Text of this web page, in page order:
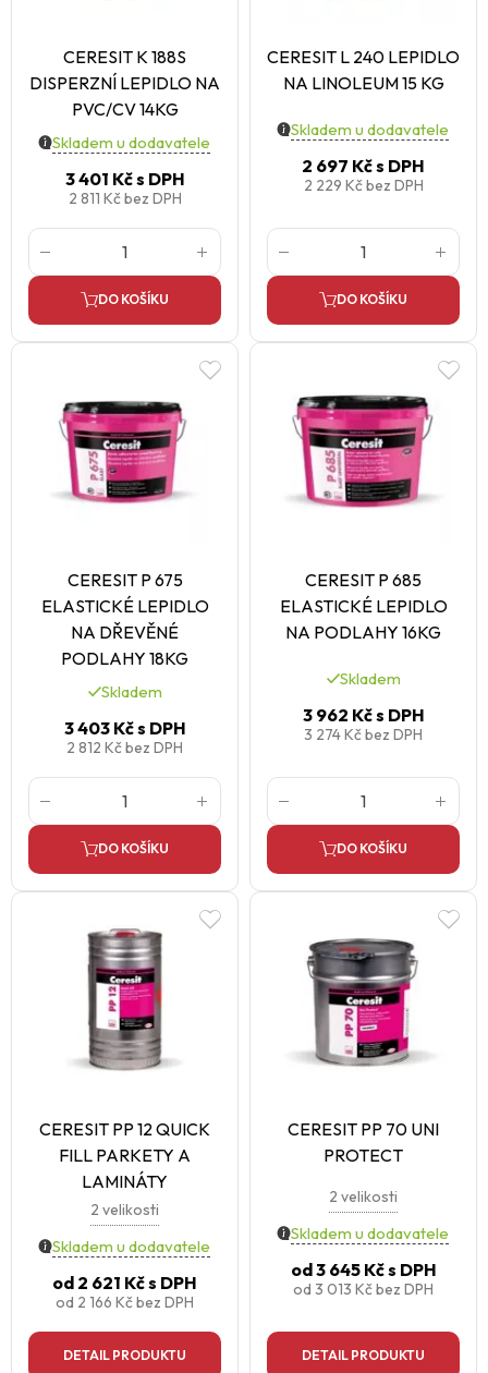
CERESIT K 188S
DISPERZNÍ LEPIDLO NA
PVC/CV 14KG
Skladem u dodavatele
3 401 Kčs DPH
2 811 Kčbez DPH
DO KOŠÍKU
CERESIT L 240 LEPIDLO
NA LINOLEUM 15 KG
Skladem u dodavatele
2 697 Kčs DPH
2 229 Kčbez DPH
DO KOŠÍKU
CERESIT P 675
ELASTICKÉ LEPIDLO
NA DŘEVĚNÉ
PODLAHY 18KG
Skladem
3 403 Kčs DPH
2 812 Kčbez DPH
DO KOŠÍKU
CERESIT P 685
ELASTICKÉ LEPIDLO
NA PODLAHY 16KG
Skladem
3 962 Kčs DPH
3 274 Kčbez DPH
DO KOŠÍKU
CERESIT PP 12 QUICK
FILL PARKETY A
LAMINÁTY
2 velikosti
Skladem u dodavatele
od 2 621 Kčs DPH
od 2 166 Kčbez DPH
DETAIL PRODUKTU
CERESIT PP 70 UNI
PROTECT
2 velikosti
Skladem u dodavatele
od3 645 Kčs DPH
od 3 013 Kčbez DPH
DETAIL PRODUKTU